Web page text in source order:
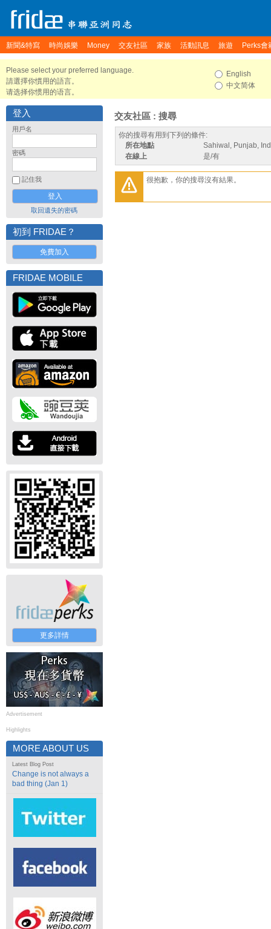
新聞&特寫 時尚娛樂 Money 交友社區 家族 活動訊息 旅遊 Perks會
Please select your preferred language.
請選擇你慣用的語言。
请选择你惯用的语言。
English
中文简体
登入
用戶名
密碼
記住我
取回遺失的密碼
初到 FRIDAE？
免費加入
FRIDAE MOBILE
更多詳情
Advertisement
Highlights
MORE ABOUT US
Latest Blog Post
Change is not always a
bad thing (Jan 1)
交友社區 : 搜尋
你的搜尋有用到下列的條件:
所在地點
Sahiwal, Punjab,
在線上
是/有
很抱歉，你的搜尋沒有結果。